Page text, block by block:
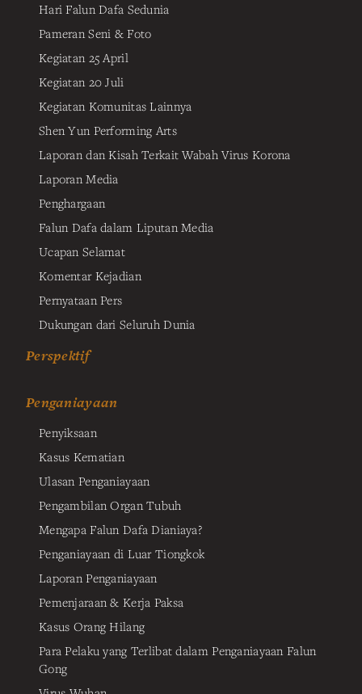
Hari Falun Dafa Sedunia
Pameran Seni & Foto
Kegiatan 25 April
Kegiatan 20 Juli
Kegiatan Komunitas Lainnya
Shen Yun Performing Arts
Laporan dan Kisah Terkait Wabah Virus Korona
Laporan Media
Penghargaan
Falun Dafa dalam Liputan Media
Ucapan Selamat
Komentar Kejadian
Pernyataan Pers
Dukungan dari Seluruh Dunia
Perspektif
Penganiayaan
Penyiksaan
Kasus Kematian
Ulasan Penganiayaan
Pengambilan Organ Tubuh
Mengapa Falun Dafa Dianiaya?
Penganiayaan di Luar Tiongkok
Laporan Penganiayaan
Pemenjaraan & Kerja Paksa
Kasus Orang Hilang
Para Pelaku yang Terlibat dalam Penganiayaan Falun
Gong